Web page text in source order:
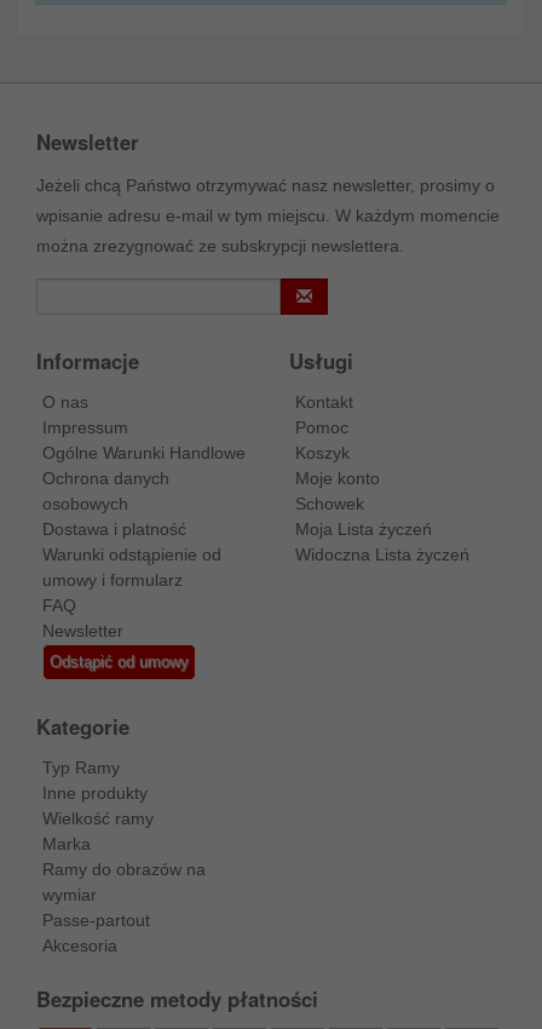
Newsletter
Jeżeli chcą Państwo otrzymywać nasz newsletter, prosimy o
wpisanie adresu e-mail w tym miejscu. W każdym momencie
można zrezygnować ze subskrypcji newslettera.
Informacje
O nas
Impressum
Ogólne Warunki Handlowe
Ochrona danych
osobowych
Dostawa i platność
Warunki odstąpienie od
umowy i formularz
FAQ
Newsletter
Odstąpić od umowy
Usługi
Kontakt
Pomoc
Koszyk
Moje konto
Schowek
Moja Lista życzeń
Widoczna Lista życzeń
Kategorie
Typ Ramy
Inne produkty
Wielkość ramy
Marka
Ramy do obrazów na
wymiar
Passe-partout
Akcesoria
Bezpieczne metody płatności